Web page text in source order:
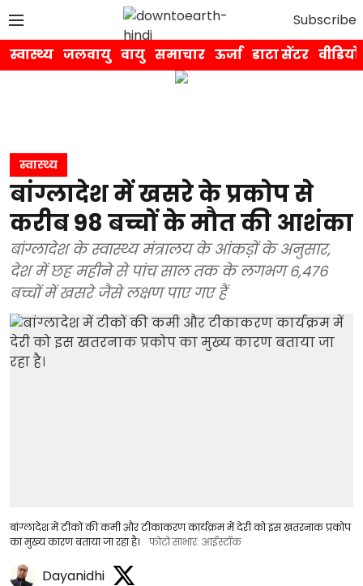
Subscribe
स्वास्थ्य जलवायु वायु समाचार ऊर्जा डाटा सेंटर वीडियो
स्वास्थ्य
बांग्लादेश में खसरे के प्रकोप से
करीब 98 बच्चों के मौत की आशंका
बांग्लादेश के स्वास्थ्य मंत्रालय के आंकड़ों के अनुसार,
देश में छह महीने से पांच साल तक के लगभग 6,476
बच्चों में खसरे जैसे लक्षण पाए गए हैं
बांग्लादेश में टीकों की कमी और टीकाकरण कार्यक्रम में देरी को इस खतरनाक प्रकोप
का मुख्य कारण बताया जा रहा है।
फोटो साभार: आईस्टॉक
Dayanidhi